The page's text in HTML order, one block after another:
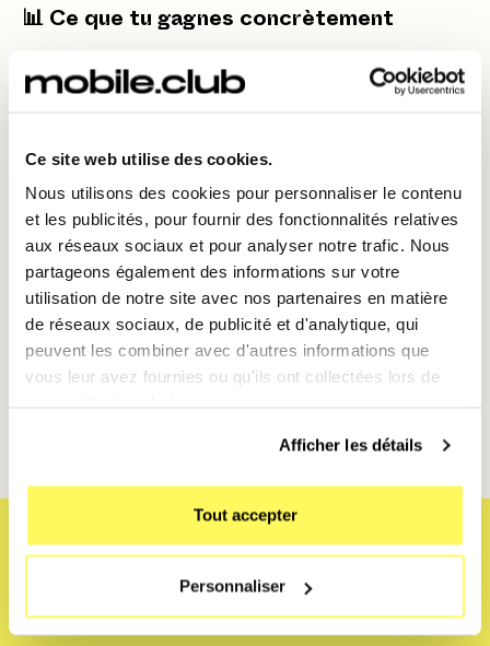
Ce site web utilise des cookies.
Nous utilisons des cookies pour personnaliser le contenu
et les publicités, pour fournir des fonctionnalités relatives
aux réseaux sociaux et pour analyser notre trafic. Nous
partageons également des informations sur votre
utilisation de notre site avec nos partenaires en matière
de réseaux sociaux, de publicité et d'analytique, qui
peuvent les combiner avec d'autres informations que
vous leur avez fournies ou qu'ils ont collectées lors de
Afficher les détails
Tout accepter
Personnaliser
📊 Ce que tu gagnes concrètement
Une compatibilité avec la majorité des QR codes
Une expérience fluide, même en déplacement ou
en voyage
Moins de stress, plus de rapidité
🚀 Un smartphone prêt à voyager avec toi
Explore toutes les fonctionnalités du Google Pixel
Pro 10 avec la location Mobile Club, dès